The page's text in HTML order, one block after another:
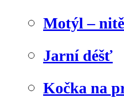
Motýl –
Jarní déšť
Kočka na